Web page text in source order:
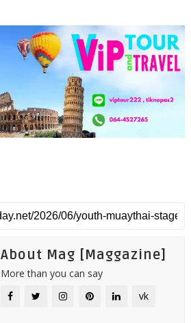
About Mag [Maggazine]
More than you can say
vk